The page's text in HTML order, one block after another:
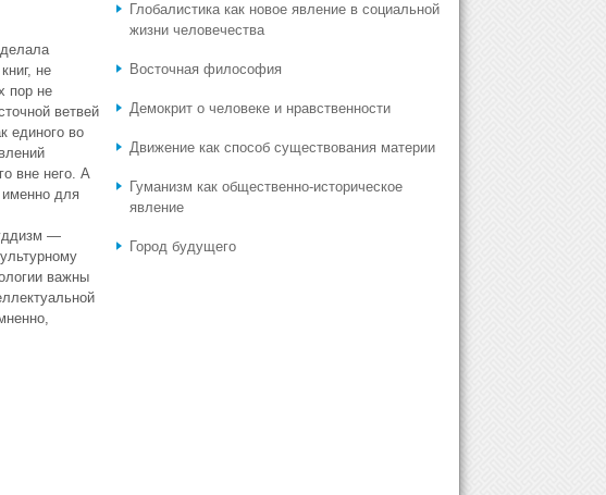
не
пор не
ветвей
единого во
вне него. А
именно для
—
важны
Глобалистика как новое явление в социальной
жизни человечества
Восточная философия
Демокрит о человеке и нравственности
Движение как способ существования материи
Гуманизм как общественно-историческое
явление
Город будущего